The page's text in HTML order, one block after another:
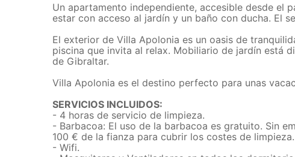
Un apartamento independiente, accesible desde el
estar con acceso al jardín y un baño con ducha. El
El exterior de Villa Apolonia es un oasis de
piscina que invita al relax. Mobiliario de jardín está
de Gibraltar.
Villa Apolonia es el destino perfecto para unas
SERVICIOS INCLUIDOS:
- 4 horas de servicio de limpieza.
- Barbacoa: El uso de la barbacoa es gratuito. Sin
100 € de la fianza para cubrir los costes de limpieza.
- Wifi.